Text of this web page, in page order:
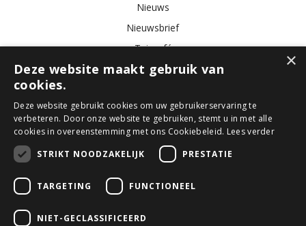
Nieuws
Nieuwsbrief
Tuincafé
Vacatures
Tuincentrum Bloemist Kamerplanten Kunstbloemen Buitenplanten
Tuinmeubelen
© GroenRijk Den Bosch
×
Deze website maakt gebruik van
cookies.
Deze website gebruikt cookies om uw gebruikerservaring te
verbeteren. Door onze website te gebruiken, stemt u in met alle
cookies in overeenstemming met ons Cookiebeleid. Lees verder
STRIKT NOODZAKELIJK
PRESTATIE
TARGETING FUNCTIONEEL
NIET-GECLASSIFICEERD